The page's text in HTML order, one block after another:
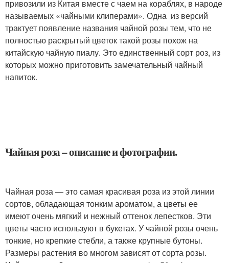
привозили из Китая вместе с чаем на кораблях, в народе
называемых «чайными клиперами». Одна из версий
трактует появление названия чайной розы тем, что не
полностью раскрытый цветок такой розы похож на
китайскую чайную пиалу. Это единственный сорт роз, из
которых можно приготовить замечательный чайный
напиток.
Чайная роза – описание и фотографии.
Чайная роза — это самая красивая роза из этой линии
сортов, обладающая тонким ароматом, а цветы ее
имеют очень мягкий и нежный оттенок лепестков. Эти
цветы часто используют в букетах. У чайной розы очень
тонкие, но крепкие стебли, а также крупные бутоны.
Размеры растения во многом зависят от сорта розы.